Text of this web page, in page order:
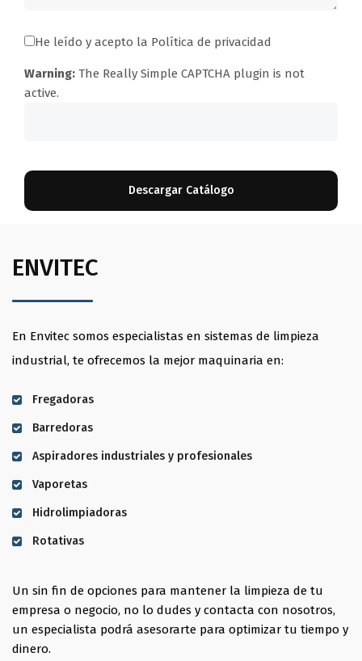
He leído y acepto la Política de privacidad
Warning: The Really Simple CAPTCHA plugin is not
active.
ENVITEC
En Envitec somos especialistas en sistemas de limpieza
industrial, te ofrecemos la mejor maquinaria en:
Fregadoras
Barredoras
Aspiradores industriales y profesionales
Vaporetas
Hidrolimpiadoras
Rotativas
Un sin fin de opciones para mantener la limpieza de tu
empresa o negocio, no lo dudes y contacta con nosotros,
un especialista podrá asesorarte para optimizar tu tiempo y
dinero.